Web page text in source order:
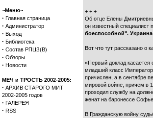
~Меню~
· Главная страница
· Администратор
· Выход
· Библиотека
· Состав РПЦЗ(В)
· Обзоры
· Новости
МЕЧ и ТРОСТЬ 2002-2005:
· АРХИВ СТАРОГО МИТ
2002-2005 годов
· ГАЛЕРЕЯ
· RSS
+ + +
Об отце Елены
он известный специалист
боеспособной". Украина
Вот что тут рассказано о
«Первый доклад касается
младший класс
причислен, а в сентябре
мировой войне, причем в
проходил службу на
женат на баронессе
В Гражданскую войну